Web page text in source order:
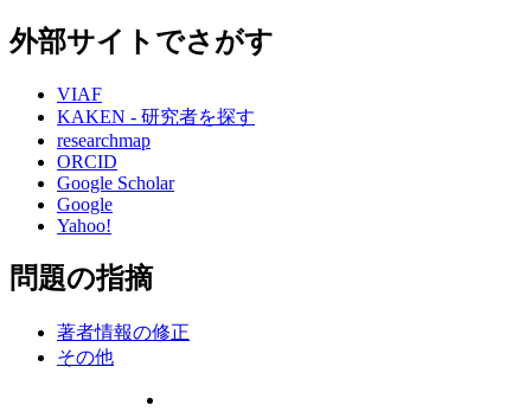
外部サイトでさがす
VIAF
KAKEN - 研究者を探す
researchmap
ORCID
Google Scholar
Google
Yahoo!
問題の指摘
著者情報の修正
その他